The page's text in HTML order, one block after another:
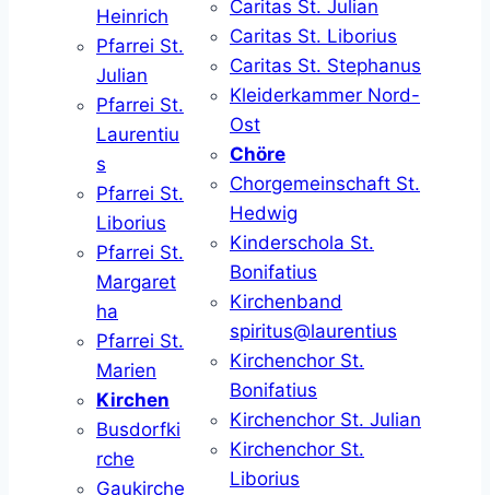
Heinrich
Pfarrei St.
Julian
Pfarrei St.
Laurentiu
s
Pfarrei St.
Liborius
Pfarrei St.
Margaret
ha
Pfarrei St.
Marien
Kirchen
Busdorfki
rche
Gaukirche
Caritas St. Julian
Caritas St. Liborius
Caritas St. Stephanus
Kleiderkammer Nord-
Ost
Chöre
Chorgemeinschaft St.
Hedwig
Kinderschola St.
Bonifatius
Kirchenband
spiritus@laurentius
Kirchenchor St.
Bonifatius
Kirchenchor St. Julian
Kirchenchor St.
Liborius